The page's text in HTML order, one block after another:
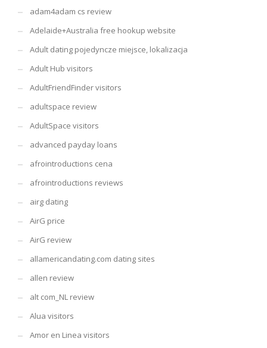
adam4adam cs review
Adelaide+Australia free hookup website
Adult dating pojedyncze miejsce, lokalizacja
Adult Hub visitors
AdultFriendFinder visitors
adultspace review
AdultSpace visitors
advanced payday loans
afrointroductions cena
afrointroductions reviews
airg dating
AirG price
AirG review
allamericandating.com dating sites
allen review
alt com_NL review
Alua visitors
Amor en Linea visitors